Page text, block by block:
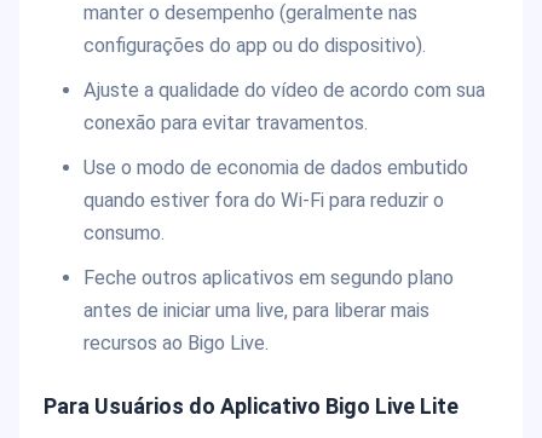
manter o desempenho (geralmente nas
configurações do app ou do dispositivo).
Ajuste a qualidade do vídeo de acordo com sua
conexão para evitar travamentos.
Use o modo de economia de dados embutido
quando estiver fora do Wi-Fi para reduzir o
consumo.
Feche outros aplicativos em segundo plano
antes de iniciar uma live, para liberar mais
recursos ao Bigo Live.
Para Usuários do Aplicativo Bigo Live Lite